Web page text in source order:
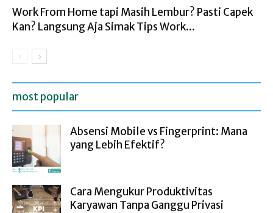
Work From Home tapi Masih Lembur? Pasti Capek
Kan? Langsung Aja Simak Tips Work...
most popular
Absensi Mobile vs Fingerprint: Mana
yang Lebih Efektif?
Cara Mengukur Produktivitas
Karyawan Tanpa Ganggu Privasi